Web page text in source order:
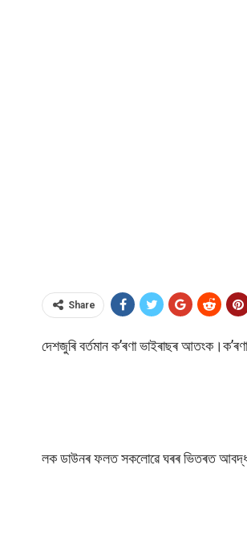
Share
দেশজুৰি বৰ্তমান ক’ৰণা ভাইৰাছৰ
লক ডাউনৰ ফলত সকলোৱে ঘৰৰ ভিতৰত আবদ্ধ